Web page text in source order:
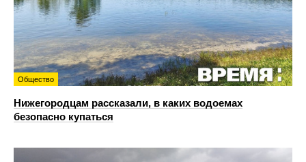
Общество
Нижегородцам рассказали, в каких водоемах
безопасно купаться